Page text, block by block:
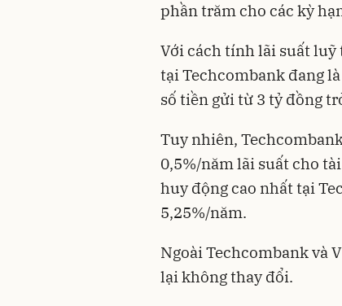
phần trăm cho các kỳ
Với cách tính lãi suất
tại Techcombank đang
số tiền gửi từ 3 tỷ đồng
Tuy nhiên,
0,5%/năm lãi suất cho
huy động cao nhất tại
5,25%/năm.
Ngoài Techcombank và
lại không thay đổi.